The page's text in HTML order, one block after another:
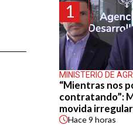
1
MINISTERIO DE
“Mientras nos
contratando”:
movida
Hace9 horas